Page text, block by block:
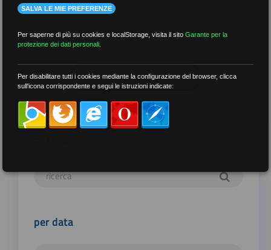
CARICA ALTRO
per data
SALVA LE MIE PREFERENZE
Per saperne di più su cookies e localStorage, visita il sitoGarante per la
protezione dei dati personali
Per disabilitare tutti i cookies mediante la configurazione del browser, clicca
sull'icona corrispondente e segui le istruzioni indicate: